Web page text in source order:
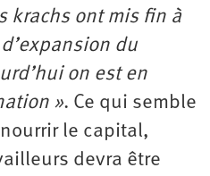
krachs ont mis fin à
du
on est en
». Ce qui semble
le capital,
devra être